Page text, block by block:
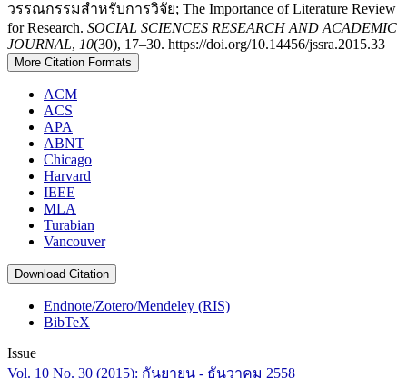
วรรณกรรมสำหรับการวิจัย; The Importance of Literature Review
for Research. SOCIAL SCIENCES RESEARCH AND ACADEMIC
JOURNAL, 10(30), 17–30. https://doi.org/10.14456/jssra.2015.33
More Citation Formats
ACM
ACS
APA
ABNT
Chicago
Harvard
IEEE
MLA
Turabian
Vancouver
Download Citation
Endnote/Zotero/Mendeley (RIS)
BibTeX
Issue
Vol. 10 No. 30 (2015): กันยายน - ธันวาคม 2558